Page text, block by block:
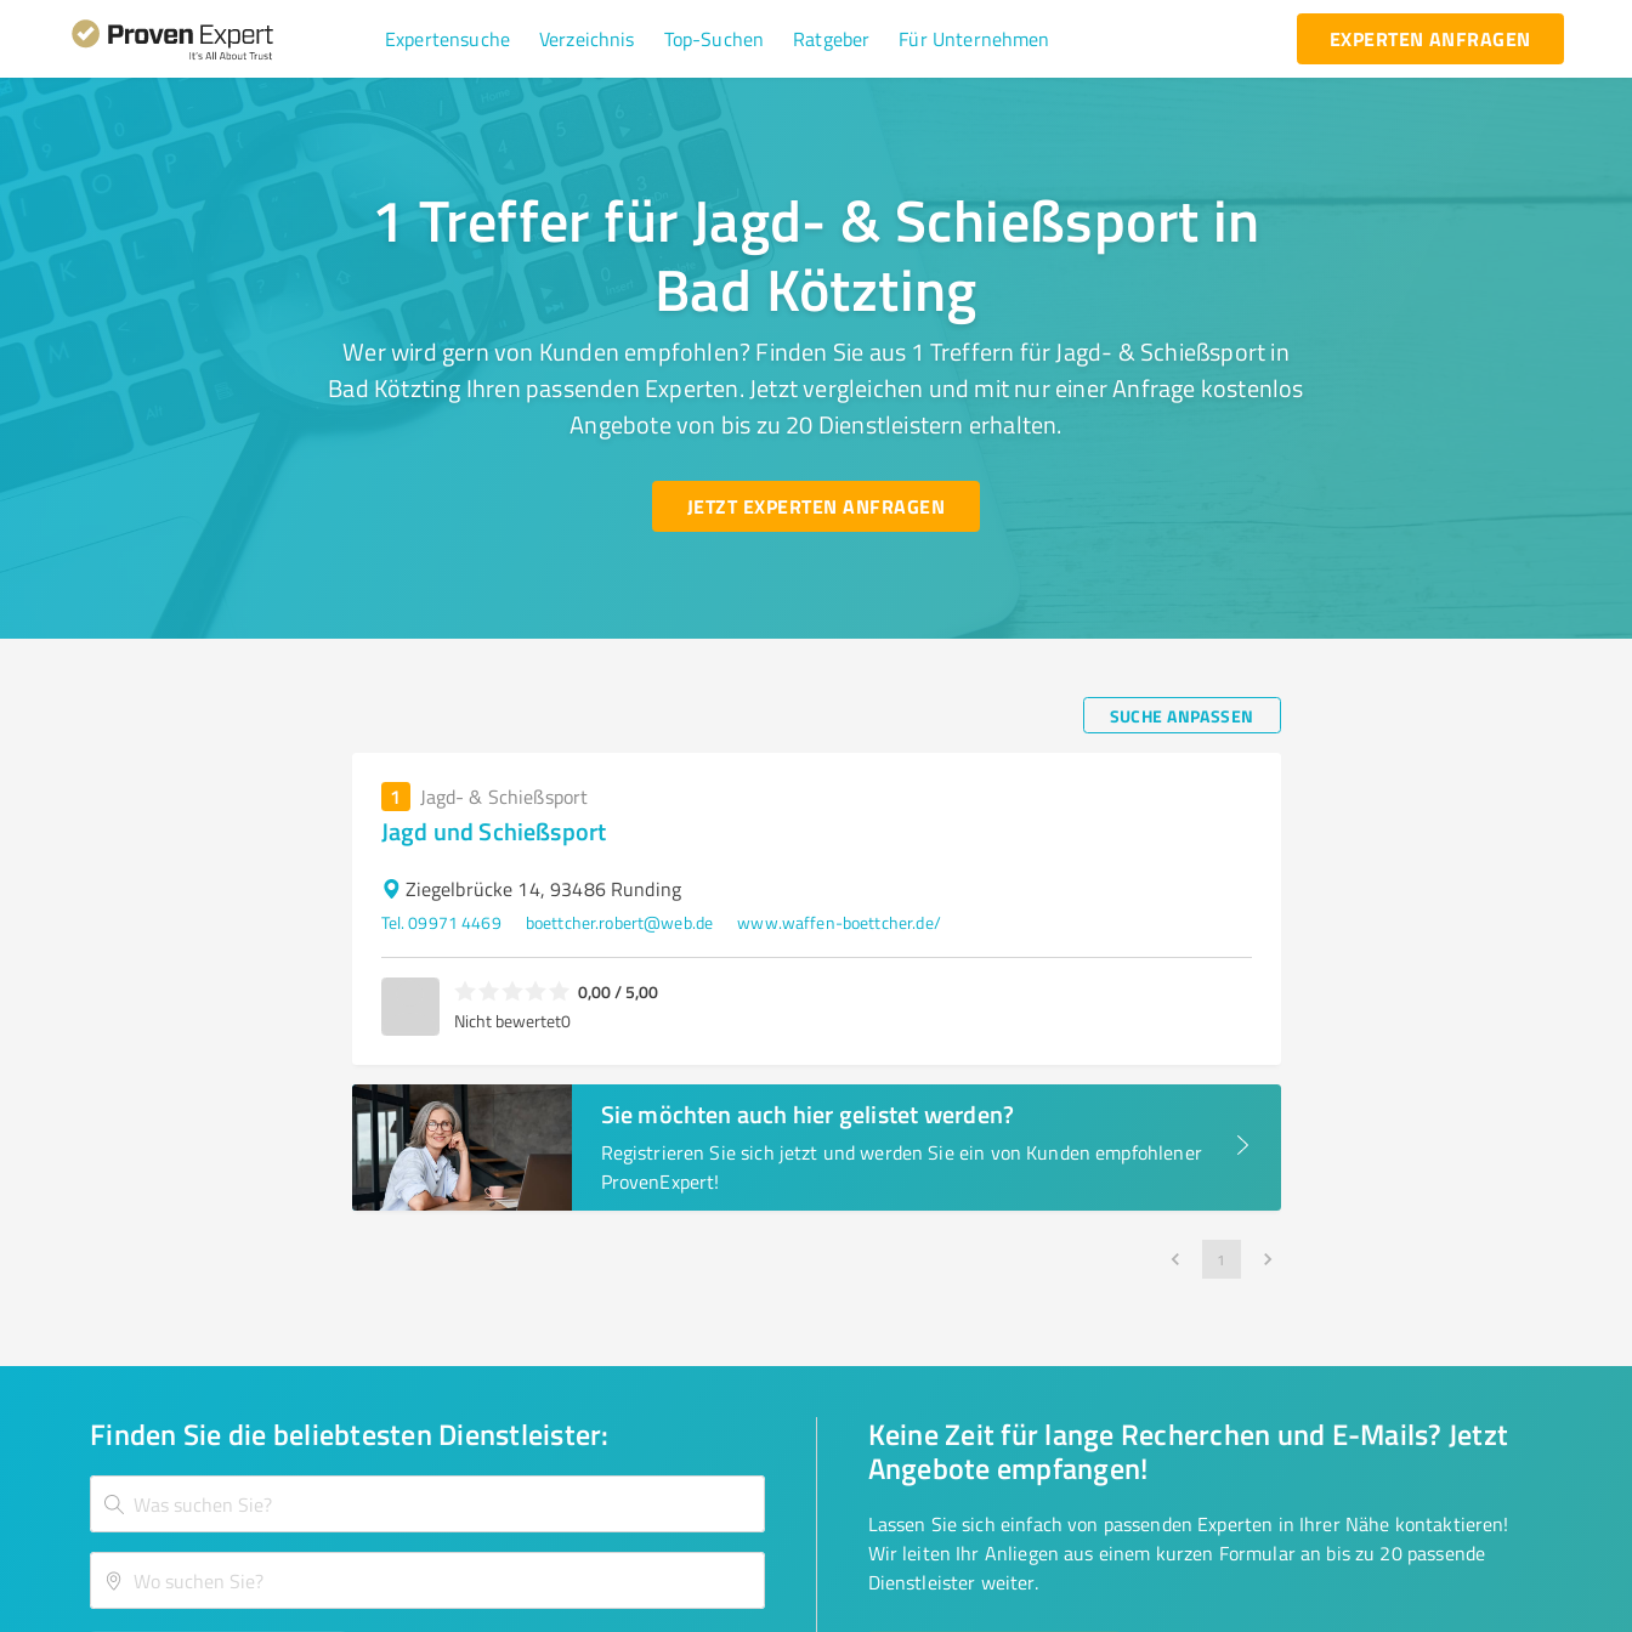
Expertensuche Verzeichnis Top-Suchen Ratgeber Für Unternehmen EXPERTEN ANFRAGEN
1 Treffer für Jagd- & Schießsport in
Bad Kötzting
Wer wird gern von Kunden empfohlen? Finden Sie aus 1 Treffern für Jagd- & Schießsport in
Bad Kötzting Ihren passenden Experten. Jetzt vergleichen und mit nur einer Anfrage kostenlos
Angebote von bis zu 20 Dienstleistern erhalten.
JETZT EXPERTEN ANFRAGEN
SUCHE ANPASSEN
1 Jagd- & Schießsport
Jagd und Schießsport
Ziegelbrücke 14, 93486 Runding
Tel. 09971 4469 boettcher.robert@web.de www.waffen-boettcher.de/
0,00 / 5,00
Nicht bewertet0
Sie möchten auch hier gelistet werden?
Registrieren Sie sich jetzt und werden Sie ein von Kunden empfohlener
ProvenExpert!
1
Finden Sie die beliebtesten Dienstleister:
Keine Zeit für lange Recherchen und E-Mails? Jetzt
Angebote empfangen!
Lassen Sie sich einfach von passenden Experten in Ihrer Nähe kontaktieren!
Wir leiten Ihr Anliegen aus einem kurzen Formular an bis zu 20 passende
Dienstleister weiter.